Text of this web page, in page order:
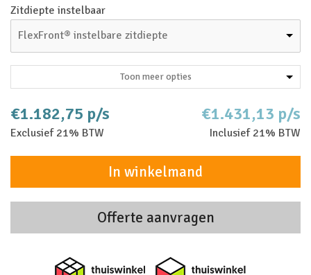
Zitdiepte instelbaar
FlexFront® instelbare zitdiepte
Toon meer opties
€1.182,75 p/s
Exclusief 21% BTW
€1.431,13 p/s
Inclusief 21% BTW
In winkelmand
Offerte aanvragen
Thuiswinkel zakelijk